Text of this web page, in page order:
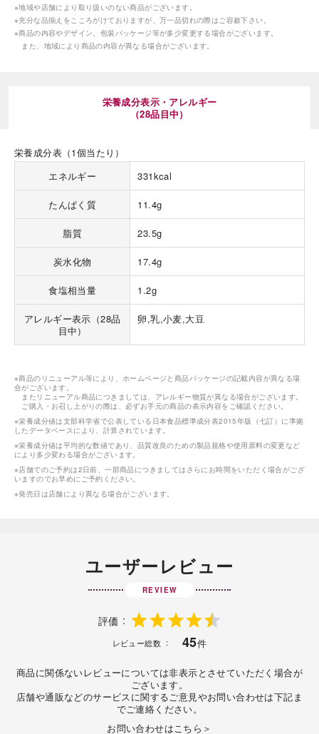
※地域や店舗により取り扱いのない商品がございます。
※充分な品揃えをこころがけておりますが、万一品切れの際はご容赦下さい。
※商品の内容やデザイン、包装パッケージ等が多少変更する場合がございます。
また、地域により商品の内容が異なる場合がございます。
栄養成分表示・アレルギー
（28品目中）
栄養成分表（1個当たり）
エネルギー
331kcal
たんぱく質 11.4g
脂質 23.5g
炭水化物 17.4g
食塩相当量 1.2g
アレルギー表示（28品
目中）
卵,乳,小麦,大豆
※商品のリニューアル等により、ホームページと商品パッケージの記載内容が異なる場
合がございます。
またリニューアル商品につきましては、アレルギー物質が異なる場合がございます。
ご購入・お召し上がりの際は、必ずお手元の商品の表示内容をご確認ください。
※栄養成分値は文部科学省で公表している日本食品標準成分表2015年版（七訂）に準拠
したデータベースにより、計算されています。
※栄養成分値は平均的な数値であり、品質改良のための製品規格や使用原料の変更など
により多少変わる場合がございます。
※店舗でのご予約は2日前、一部商品につきましてはさらにお時間をいただく場合がござ
いますのでお早めにご予約ください。
※発売日は店舗により異なる場合がございます。
ユーザーレビュー
REVIEW
評価
レビュー総数 45件
商品に関係ないレビューについては非表示とさせていただく場合が
ございます。
店舗や通販などのサービスに関するご意見やお問い合わせは下記ま
でご連絡ください。
お問い合わせはこちら＞
岳や末広がりを意味す
やつ時」という意味を込
る、こだわりのスイー
さい。
海外 Overseas shops
Indonesia
Malaysia
Hong Kong
UAE